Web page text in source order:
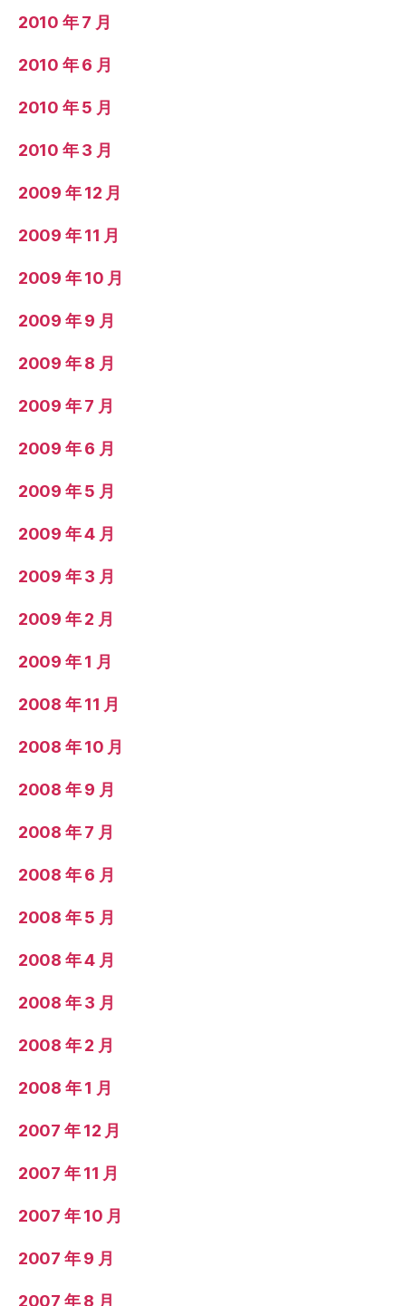
2010 年 7 月
2010 年 6 月
2010 年 5 月
2010 年 3 月
2009 年 12 月
2009 年 11 月
2009 年 10 月
2009 年 9 月
2009 年 8 月
2009 年 7 月
2009 年 6 月
2009 年 5 月
2009 年 4 月
2009 年 3 月
2009 年 2 月
2009 年 1 月
2008 年 11 月
2008 年 10 月
2008 年 9 月
2008 年 7 月
2008 年 6 月
2008 年 5 月
2008 年 4 月
2008 年 3 月
2008 年 2 月
2008 年 1 月
2007 年 12 月
2007 年 11 月
2007 年 10 月
2007 年 9 月
2007 年 8 月